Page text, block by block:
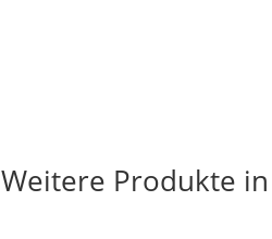
Weitere Produkte